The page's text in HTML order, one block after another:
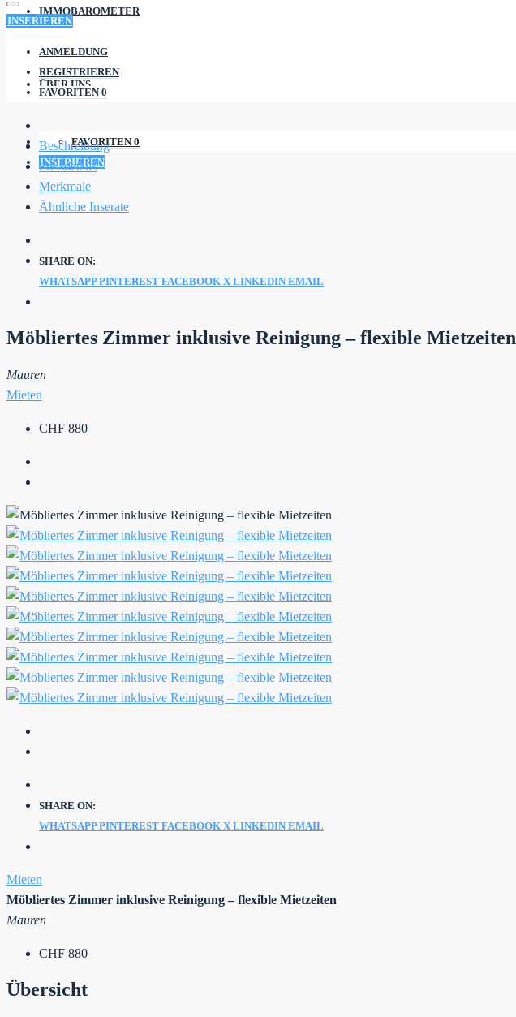
IMMOBAROMETER
ÜBER UNS
FAVORITEN 0
INSERIEREN
INSERIEREN
ANMELDUNG
REGISTRIEREN
FAVORITEN 0
Beschreibung
Preisdetails
Merkmale
Ähnliche Inserate
SHARE ON:
WHATSAPP PINTEREST FACEBOOK X LINKEDIN EMAIL
Möbliertes Zimmer inklusive Reinigung – flexible Mietzeiten
Mauren
Mieten
CHF 880
SHARE ON:
WHATSAPP PINTEREST FACEBOOK X LINKEDIN EMAIL
Mieten
Möbliertes Zimmer inklusive Reinigung – flexible Mietzeiten
Mauren
CHF 880
Übersicht